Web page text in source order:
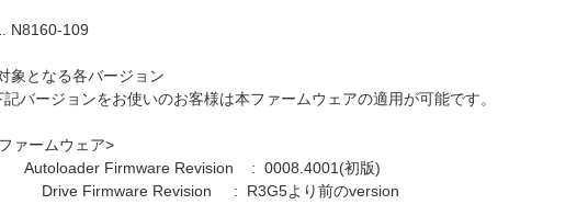
109
象となる各バージョン
バージョンをお使いのお客様は本ファームウェアの適用が可能です。
ァームウェア>
Firmware Revision : 0008.4001(初版)
Firmware Revision : R3G5より前のversion